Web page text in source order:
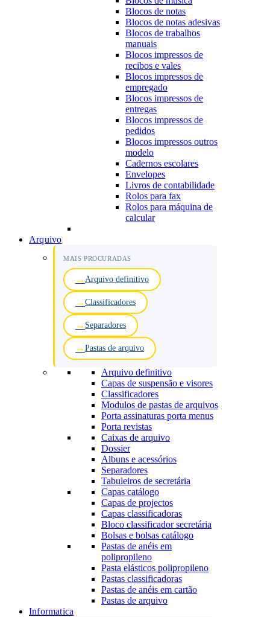
Blocos de notas
Blocos de notas adesivas
Blocos de trabalhos
manuais
Blocos impressos de
recibos e vales
Blocos impressos de
empregado
Blocos impressos de
entregas
Blocos impressos de
pedidos
Blocos impressos outros
modelo
Cadernos escolares
Envelopes
Livros de contabilidade
Rolos para fax
Rolos para máquina de
calcular
Arquivo
MAIS PROCURADAS
Arquivo definitivo
Classificadores
Separadores
Pastas de arquivo
Arquivo definitivo
Capas de suspensão e visores
Classificadores
Modulos de pastas de arquivos
Porta assinaturas porta menus
Porta revistas
Caixas de arquivo
Dossier
Albuns e acessórios
Separadores
Tabuleiros de secretária
Capas catálogo
Capas de projectos
Capas classificadoras
Bloco classificador secretária
Bolsas e bolsas catálogo
Pastas de anéis em
polipropileno
Pasta elásticos polipropileno
Pastas classificadoras
Pastas de anéis em cartão
Pastas de arquivo
Informatica